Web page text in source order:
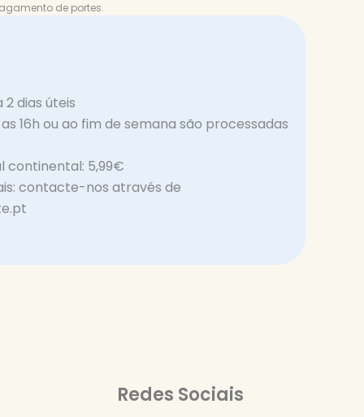
de portes.
2 dias úteis
16h ou ao fim de semana são processadas
continental: 5,99€
contacte-nos através de
Redes Sociais